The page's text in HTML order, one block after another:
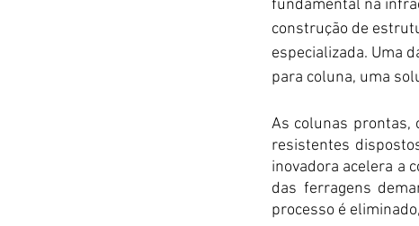
fundamental na
construção de
especializada. Uma
para coluna, uma
As colunas prontas,
resistentes
inovadora acelera a
das ferragens
processo é